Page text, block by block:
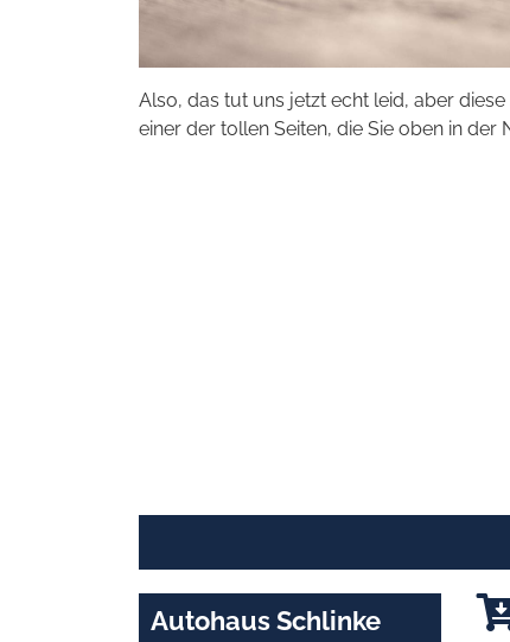
Also, das tut uns jetzt echt leid, aber
einer der tollen Seiten, die Sie oben in der
Autohaus Schlinke